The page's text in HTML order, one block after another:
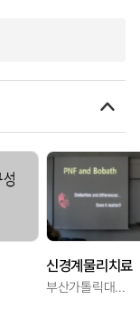
신경계물리치료
부산가톨릭대학교